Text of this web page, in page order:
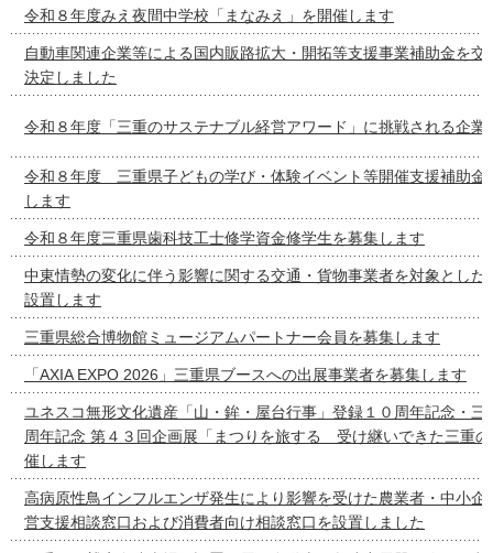
令和８年度みえ夜間中学校「まなみえ」を開催します
自動車関連企業等による国内販路拡大・開拓等支援事業補助金を交
決定しました
令和８年度「三重のサステナブル経営アワード」に挑戦される企業
令和８年度 三重県子どもの学び・体験イベント等開催支援補助金
します
令和８年度三重県歯科技工士修学資金修学生を募集します
中東情勢の変化に伴う影響に関する交通・貨物事業者を対象とした
設置します
三重県総合博物館ミュージアムパートナー会員を募集します
「AXIA EXPO 2026」三重県ブースへの出展事業者を募集します
ユネスコ無形文化遺産「山・鉾・屋台行事」登録１０周年記念・三
周年記念 第４３回企画展「まつりを旅する 受け継いできた三重
催します
高病原性鳥インフルエンザ発生により影響を受けた農業者・中小企
営支援相談窓口および消費者向け相談窓口を設置しました